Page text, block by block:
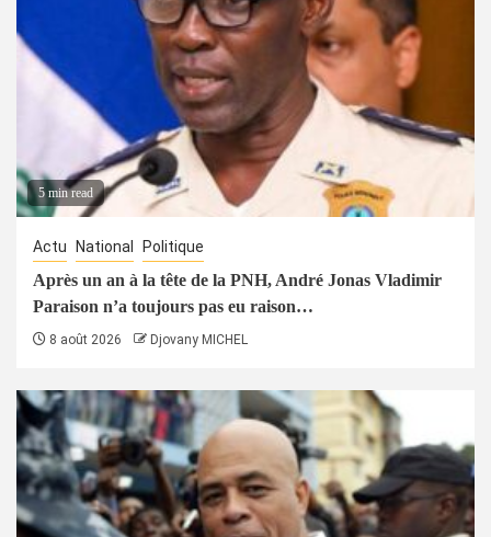
5 min read
Actu National Politique
Après un an à la tête de la PNH, André Jonas Vladimir
Paraison n’a toujours pas eu raison…
8 août 2026 Djovany MICHEL